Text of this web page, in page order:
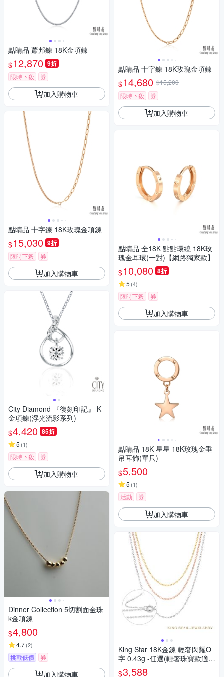
點睛品 蕭邦鍊 18K金項鍊
$12,870 9折
限時下殺 券
加入購物車
點睛品 十字鍊 18K玫瑰金項鍊
$15,030 9折
限時下殺 券
加入購物車
City Diamond 『復刻印記』 K
金項鍊(浮光流影系列)
$4,420 85折
5 (1)
限時下殺 券
加入購物車
Dinner Collection 5切割面金珠
k金項鍊
$4,800
4.7(2)
挑戰低價 券
加入購物車
點睛品 十字鍊 18K玫瑰金項鍊
$14,680 $15,200
限時下殺
券
加入購物車
點睛品 全18K 點點環繞 18K玫
瑰金耳環(一對)【網路獨家款】
$10,080 8折
5 (4)
限時下殺 券
加入購物車
點睛品 18K 星星 18K玫瑰金垂
吊耳飾(單只)
$5,500
5 (1)
活動 券
加入購物車
King Star 18K金鍊 輕奢閃耀O
字 0.43g -任選(輕奢珠寶款適
用)
$3,588